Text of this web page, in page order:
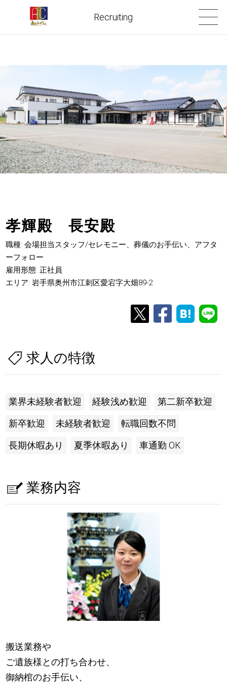
Recruiting
孝輝殿 長安殿
職種: 会場担当スタッフ/セレモニー、葬儀のお手伝い、アフタ
ーフォロー
雇用形態: 正社員
エリア: 岩手県奥州市江刺区愛宕字大畑89-2
求人の特徴
業界未経験者歓迎 経験浅め歓迎 第二新卒歓迎
新卒歓迎 未経験者歓迎 転職回数不問
長期休暇あり 夏季休暇あり 車通勤 OK
業務内容
搬送業務や
ご遺族様との打ち合わせ、
御納棺のお手伝い、